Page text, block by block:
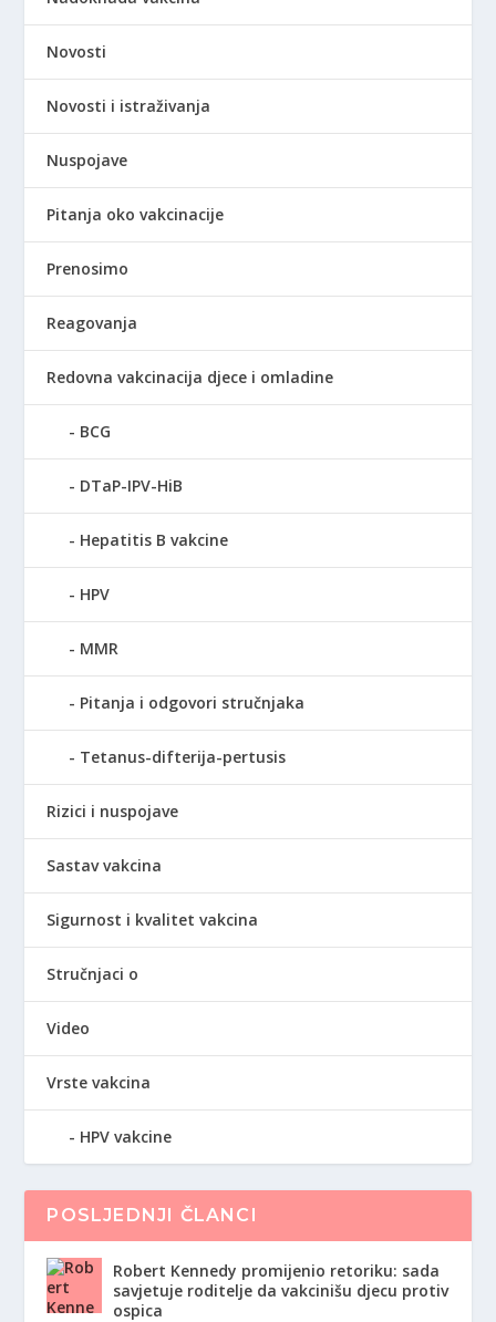
Novosti
Novosti i istraživanja
Nuspojave
Pitanja oko vakcinacije
Prenosimo
Reagovanja
Redovna vakcinacija djece i omladine
BCG
DTaP-IPV-HiB
Hepatitis B vakcine
HPV
MMR
Pitanja i odgovori stručnjaka
Tetanus-difterija-pertusis
Rizici i nuspojave
Sastav vakcina
Sigurnost i kvalitet vakcina
Stručnjaci o
Video
Vrste vakcina
HPV vakcine
POSLJEDNJI ČLANCI
Robert Kennedy promijenio retoriku: sada
savjetuje roditelje da vakcinišu djecu protiv
ospica